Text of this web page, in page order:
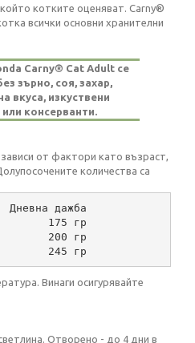
котките оценяват. Carny®
всички основни хранителни
Carny® Cat Adult се
зърно, соя, захар,
вкуса, изкуствени
консерванти.
от фактори като възраст,
количества са
дажба
175 гр
200 гр
245 гр
Винаги осигурявайте
Отворено - до 4 дни в